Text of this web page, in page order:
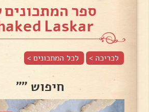
ספר
Laskar
לכריכה > לכל המתכונים >
חיפוש ""